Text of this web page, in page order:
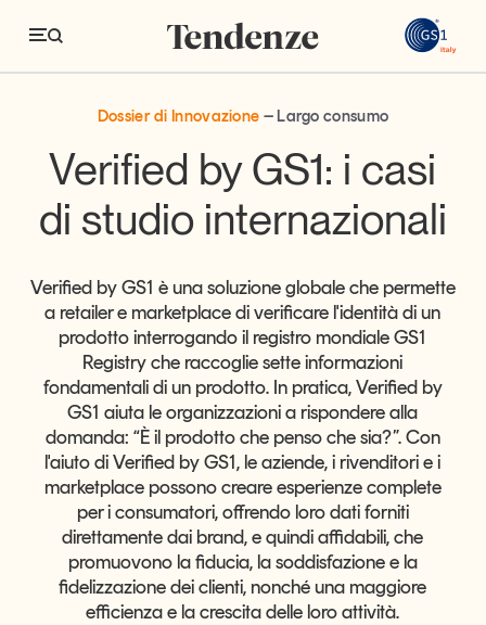
Tendenze
I processi di sdoganamento diventano più
I processi di sdoganamento diventano più efficienti e
Economia e consumi
Logistica
Retail e brand
Sostenibilità
Grandi temi
Magazine
Articoli
Opinioni
Dossier
Il Numero
Studi e ricerche
Tutti gli studi e le ricerche
Dossier di Innovazione Largo consumo
Verified by GS1: i casi
di studio internazionali
Verified by GS1 è una soluzione globale che permette
a retailer e marketplace di verificare l'identità di un
prodotto interrogando il registro mondiale GS1
Registry che raccoglie sette informazioni
fondamentali di un prodotto. In pratica, Verified by
GS1 aiuta le organizzazioni a rispondere alla
domanda: “È il prodotto che penso che sia?”. Con
l'aiuto di Verified by GS1, le aziende, i rivenditori e i
marketplace possono creare esperienze complete
per i consumatori, offrendo loro dati forniti
direttamente dai brand, e quindi affidabili, che
promuovono la fiducia, la soddisfazione e la
fidelizzazione dei clienti, nonché una maggiore
efficienza e la crescita delle loro attività.